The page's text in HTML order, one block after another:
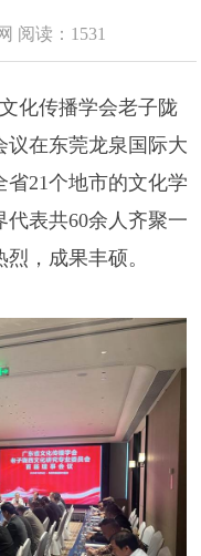
阅读：1531
化传播学会老子陇
议在东莞龙泉国际大
21个地市的文化学
表共60余人齐聚一
，成果丰硕。